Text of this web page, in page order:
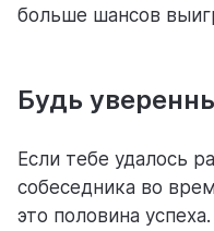
больше шансов
Будь
Если тебе удалось
собеседника во
это половина